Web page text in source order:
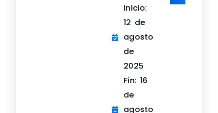
Inicio:
12 de
agosto
de
2025
Fin: 16
de
agosto